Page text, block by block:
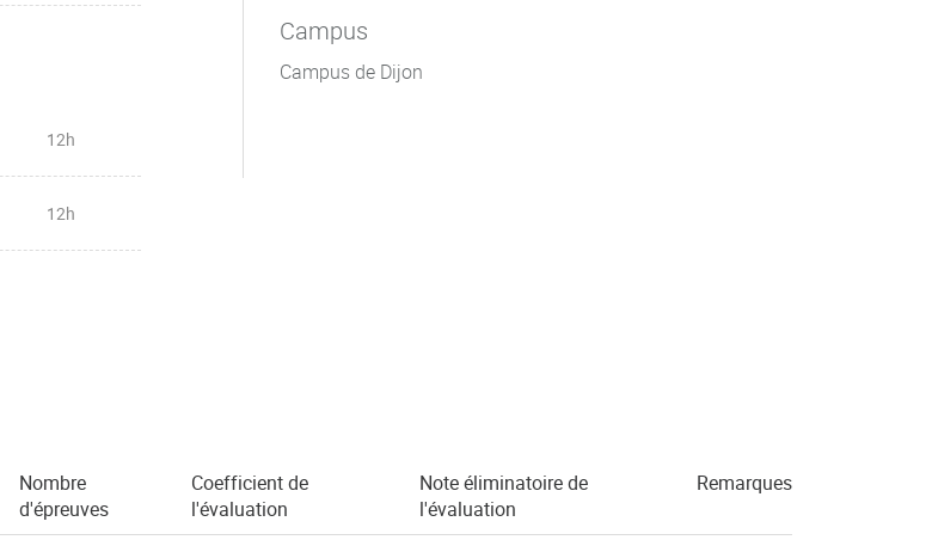
12h
12h
Campus
Campus de Dijon
Nombre
d'épreuves
Coefficient de
l'évaluation
Note éliminatoire de
l'évaluation
Remarques